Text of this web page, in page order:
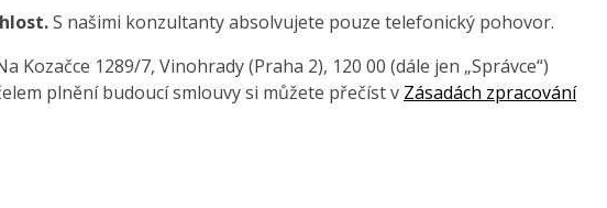
S našimi konzultanty absolvujete pouze telefonický pohovor.
Kozačce 1289/7, Vinohrady (Praha 2), 120 00 (dále jen „Správce“)
plnění budoucí smlouvy si můžete přečíst v Zásadách zpracování